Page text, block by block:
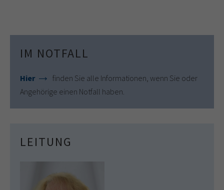
IM NOTFALL
Hier
finden Sie alle Informationen, wenn Sie oder
Angehörige einen Notfall haben.
LEITUNG